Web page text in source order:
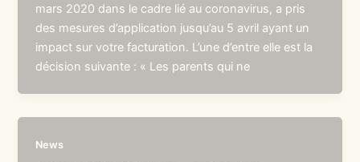
mars 2020 dans le cadre lié au coronavirus, a pris
des mesures d’application jusqu’au 5 avril ayant un
impact sur votre facturation. L’une d’entre elle est la
décision suivante : « Les parents qui ne
News